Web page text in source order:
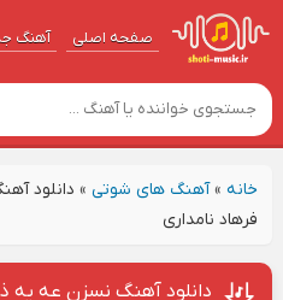
صفحه اصلی آهنگ‌
خانه»آهنگ های شوتی» دانلود
فرهاد نامداری
دانلود آهنگ نسزن عه یه